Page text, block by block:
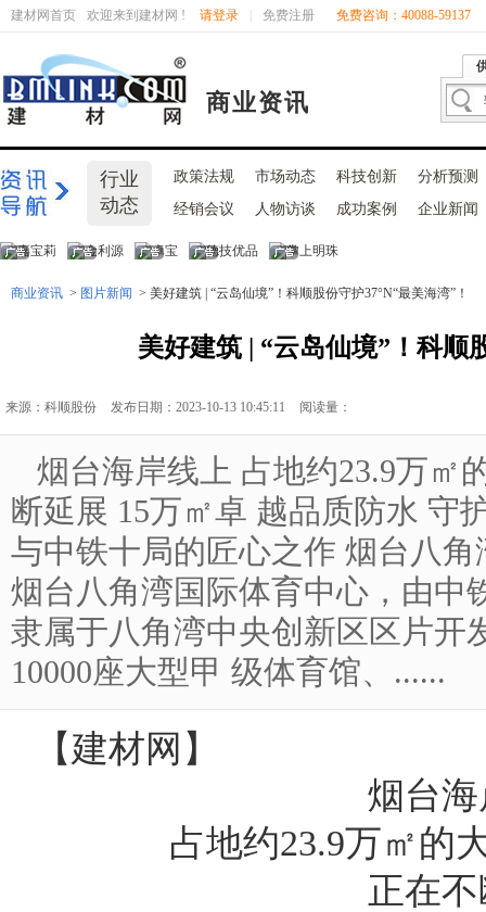
建材网首页 欢迎来到建材网 ! 请登录 免费注册 免费咨询：40088-59137
商业资讯
行业
动态
政策法规 市场动态 科技创新
分析预测
经销会议
人物访谈 成功案例 企业新闻
商业资讯 > 图片新闻 > 美好建筑 | “云岛仙境”！科顺股份守护37°N“最美海湾”！
美好建筑 | “云岛仙境”！科顺
来源：科顺股份 发布日期：2023-10-13 10:45:11 阅读量：
烟台海岸线上 占地约23.9万㎡
断延展 15万㎡卓 越品质防水 守
与中铁十局的匠心之作 烟台八
烟台八角湾国际体育中心，由中
隶属于八角湾中央创新区区片开
10000座大型甲 级体育馆、......
【建材网 】
烟台
占地约23.9万㎡的
正在